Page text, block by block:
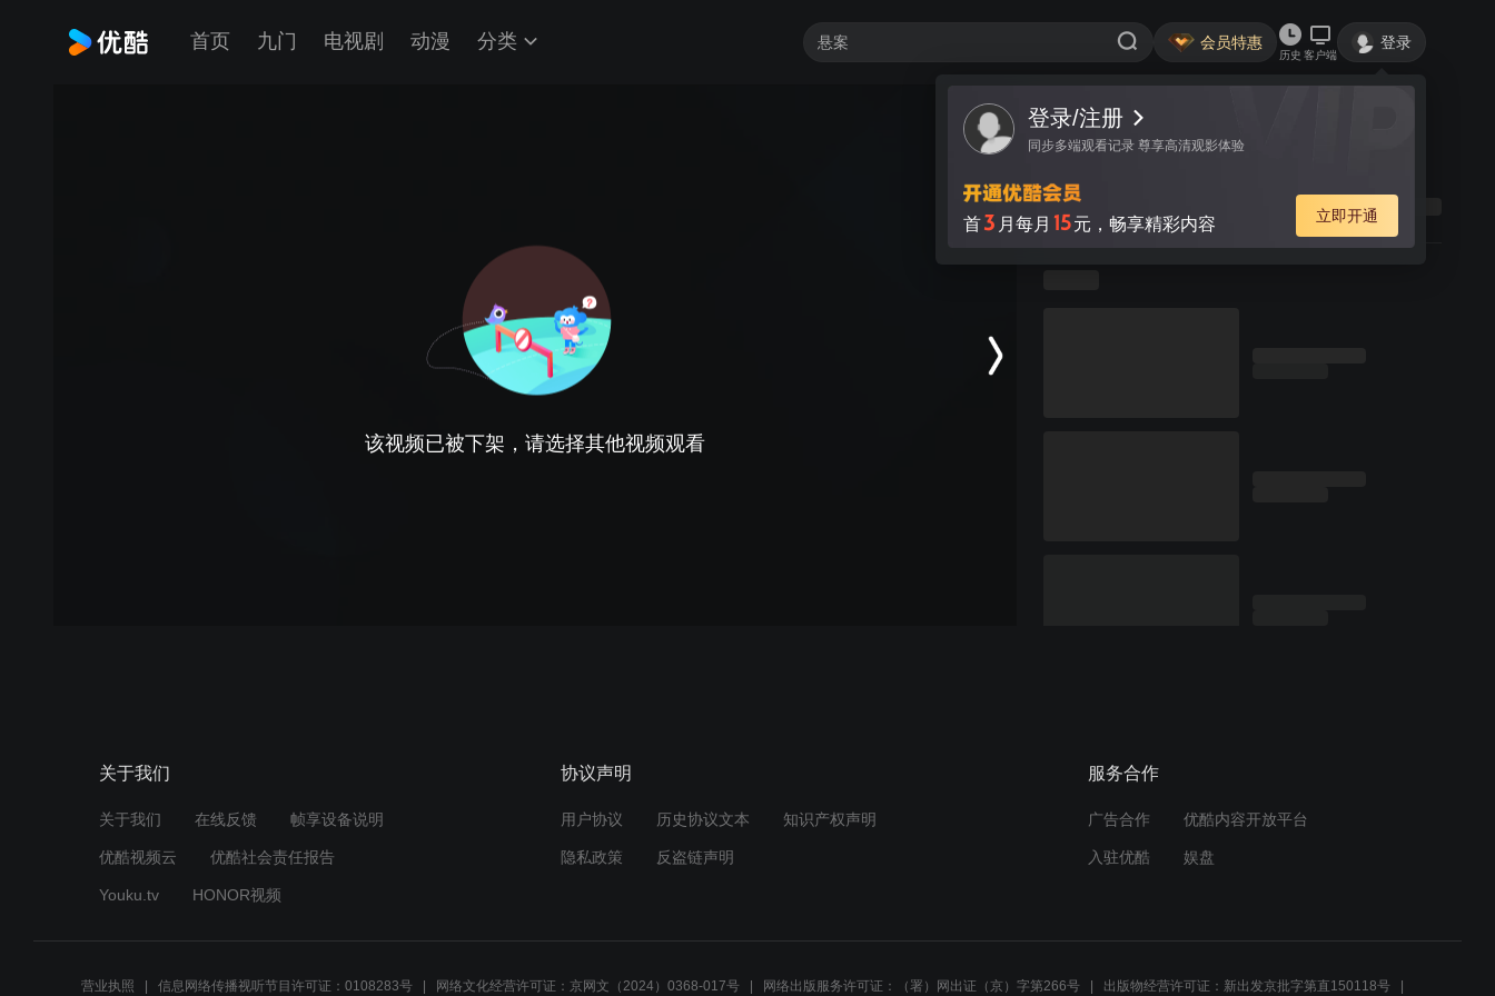
首页 九门 电视剧 动漫 分类 会员特惠
历史 客户端
登录
登录/注册
同步多端观看记录 尊享高清观影体验
首3 月每月 15元，畅享精彩内容 立即开通
该视频已被下架，请选择其他视频观看
关于我们
关于我们 在线反馈 帧享设备说明
优酷视频云 优酷社会责任报告
Youku.tv HONOR视频
协议声明
用户协议 历史协议文本 知识产权声明
隐私政策 反盗链声明
服务合作
广告合作 优酷内容开放平台
入驻优酷 娱盘
营业执照 信息网络传播视听节目许可证：0108283号 网络文化经营许可证：京网文（2024）0368-017号 网络出版服务许可证：（署）网出证（京）字第266号 出版物经营许可证：新出发京批字第直150118号